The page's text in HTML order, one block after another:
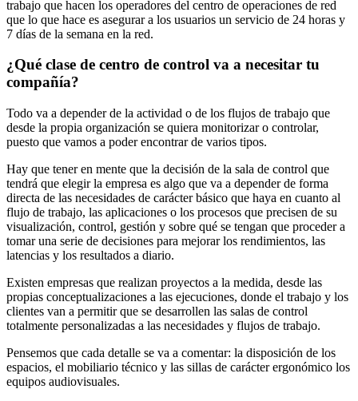
trabajo que hacen los operadores del centro de operaciones de red
que lo que hace es asegurar a los usuarios un servicio de 24 horas y
7 días de la semana en la red.
¿Qué clase de centro de control va a necesitar tu
compañía?
Todo va a depender de la actividad o de los flujos de trabajo que
desde la propia organización se quiera monitorizar o controlar,
puesto que vamos a poder encontrar de varios tipos.
Hay que tener en mente que la decisión de la sala de control que
tendrá que elegir la empresa es algo que va a depender de forma
directa de las necesidades de carácter básico que haya en cuanto al
flujo de trabajo, las aplicaciones o los procesos que precisen de su
visualización, control, gestión y sobre qué se tengan que proceder a
tomar una serie de decisiones para mejorar los rendimientos, las
latencias y los resultados a diario.
Existen empresas que realizan proyectos a la medida, desde las
propias conceptualizaciones a las ejecuciones, donde el trabajo y los
clientes van a permitir que se desarrollen las salas de control
totalmente personalizadas a las necesidades y flujos de trabajo.
Pensemos que cada detalle se va a comentar: la disposición de los
espacios, el mobiliario técnico y las sillas de carácter ergonómico los
equipos audiovisuales.